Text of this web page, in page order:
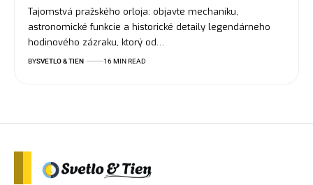
Tajomstvá pražského orloja: objavte mechaniku,
astronomické funkcie a historické detaily legendárneho
hodinového zázraku, ktorý od…
BYSVETLO & TIEN 16 MIN READ